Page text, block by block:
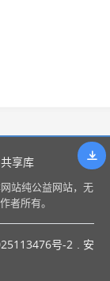
共享库
站纯公益网站，无
者所有。
号-2
. 安